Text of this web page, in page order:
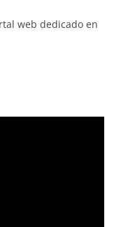
web dedicado en